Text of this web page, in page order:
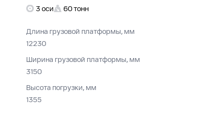
3 оси 60 тонн
Длина грузовой платформы, мм
12230
Ширина грузовой платформы, мм
3150
Высота погрузки, мм
1355